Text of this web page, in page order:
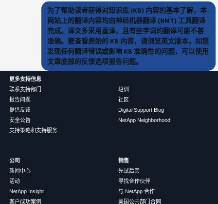
为了帮助读者获得对知识库 (KB) 内容的基本了解，本
网站上的翻译内容均由神经机器翻译 (NMT) 工具翻译
完成。译文多采用直译，且有些字词的翻译可能不甚
准确。要查看原始的 KB 内容，请浏览英文版本。如您
发现任何翻译错误或影响 KB 准确性的问题，可以使用
文章底部的反馈选项报告问题。
更多支持信息
联系支持部门
报告问题
提供反馈
安全公告
支持策略和支持服务
培训
社区
Digital Support Blog
NetApp Neighborhood
公司
新闻中心
活动
NetApp Insight
客户成功案例
销售
先试后买
寻找合作伙伴
与 NetApp 合作
美国公共部门合同